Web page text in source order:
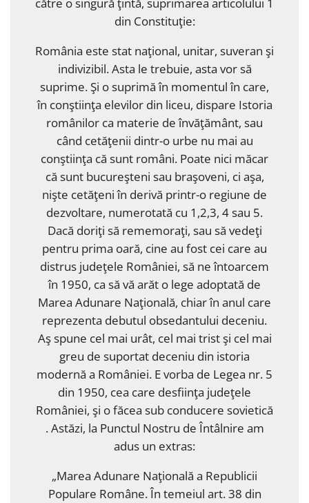
din Constituţie:
România este stat naţional, unitar, suveran şi
indivizibil. Asta le trebuie, asta vor să
suprime. Şi o suprimă în momentul în care,
în conştiinţa elevilor din liceu, dispare Istoria
românilor ca materie de învăţământ, sau
când cetăţenii dintr-o urbe nu mai au
conştiinţa că sunt români. Poate nici măcar
că sunt bucureşteni sau braşoveni, ci aşa,
nişte cetăţeni în derivă printr-o regiune de
dezvoltare, numerotată cu 1,2,3, 4 sau 5.
Dacă doriţi să rememoraţi, sau să vedeţi
pentru prima oară, cine au fost cei care au
distrus judeţele României, să ne întoarcem
în 1950, ca să vă arăt o lege adoptată de
Marea Adunare Naţională, chiar în anul care
reprezenta debutul obsedantului deceniu.
Aş spune cel mai urât, cel mai trist şi cel mai
greu de suportat deceniu din istoria
modernă a României. E vorba de Legea nr. 5
din 1950, cea care desfiinţa judeţele
României, şi o făcea sub conducere sovietică
. Astăzi, la Punctul Nostru de Întâlnire am
adus un extras:
„Marea Adunare Naţională a Republicii
Populare Române. În temeiul art. 38 din